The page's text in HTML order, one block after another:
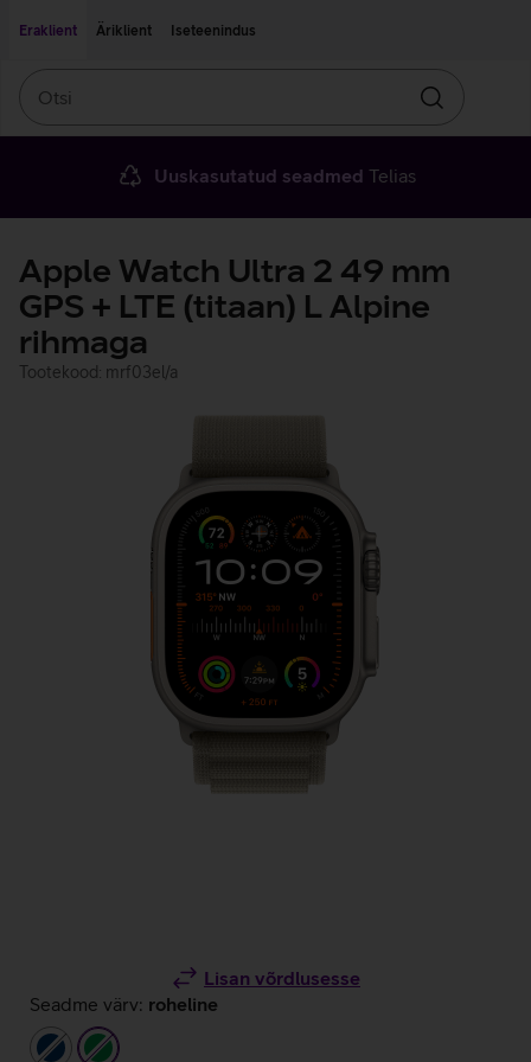
Eraklient
Äriklient Iseteenindus
Otsin
Uuskasutatud seadmed Telias
Apple Watch Ultra 2 49 mm
GPS + LTE (titaan) L Alpine
rihmaga
Tootekood: mrf03el/a
Lisan võrdlusesse
Seadme värv: roheline
tumesinine
roheline